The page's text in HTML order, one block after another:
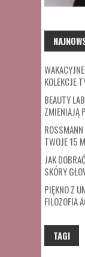
KOLEKCJE
BEAUTY
ZMIENIAJĄ
TWOJE 15
JAK
SKÓRY
PIĘKNO Z
FILOZOFIA
TAGI